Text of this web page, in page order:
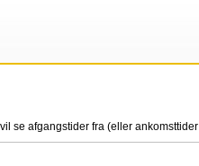
se afgangstider fra (eller